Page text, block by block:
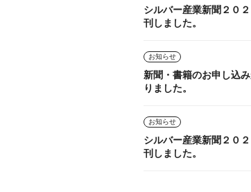
シルバー産業新聞２０
刊しました。
お知らせ
新聞・書籍のお申し込
りました。
お知らせ
シルバー産業新聞２０
刊しました。